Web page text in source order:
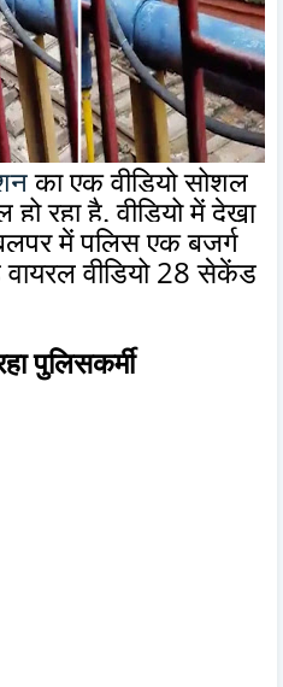
का एक वीडियो सोशल
रहा है. वीडियो में देखा
में पुलिस एक बुजुर्ग
वीडियो 28 सेकेंड
पुलिसकर्मी